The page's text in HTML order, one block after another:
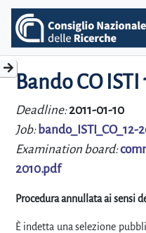
Bando CO ISTI
Deadline:2011-01-10
Job: bando_ISTI_CO_12-
Examination board:
2010.pdf
Procedura annullata ai sensi
È indetta una selezione